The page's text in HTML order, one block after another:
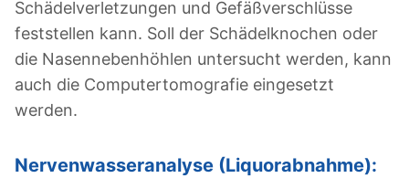
Schädelverletzungen und Gefäßverschlüsse
feststellen kann. Soll der Schädelknochen oder
die Nasennebenhöhlen untersucht werden, kann
auch die Computertomografie eingesetzt
werden.
Nervenwasseranalyse (Liquorabnahme):